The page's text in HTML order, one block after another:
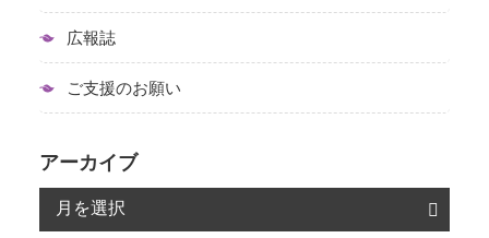
広報誌
ご支援のお願い
アーカイブ